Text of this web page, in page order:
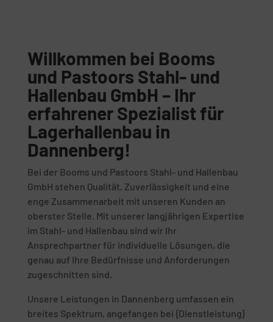
Willkommen bei Booms
und Pastoors Stahl- und
Hallenbau GmbH – Ihr
erfahrener Spezialist für
Lagerhallenbau in
Dannenberg!
Bei der Booms und Pastoors Stahl- und Hallenbau
GmbH stehen Qualität, Zuverlässigkeit und eine
enge Zusammenarbeit mit unseren Kunden an
oberster Stelle. Mit unserer langjährigen Expertise
im Stahl- und Hallenbau sind wir Ihr
Ansprechpartner für individuelle Lösungen, die
genau auf Ihre Bedürfnisse und Anforderungen
zugeschnitten sind.
Unsere Leistungen in Dannenberg umfassen ein
breites Spektrum, angefangen bei {Dienstleistung}